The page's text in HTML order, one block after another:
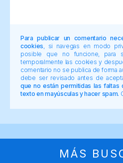
Para publicar un comentario
cookies , si navegas en modo
posible que no funcione, para
temporalmente las cookies y
comentario no se publica de forma
debe ser revisado antes de
que no están permitidas las
texto en mayúsculas y hacer spam.
MÁS